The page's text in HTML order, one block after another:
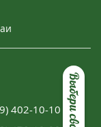
402-10-10